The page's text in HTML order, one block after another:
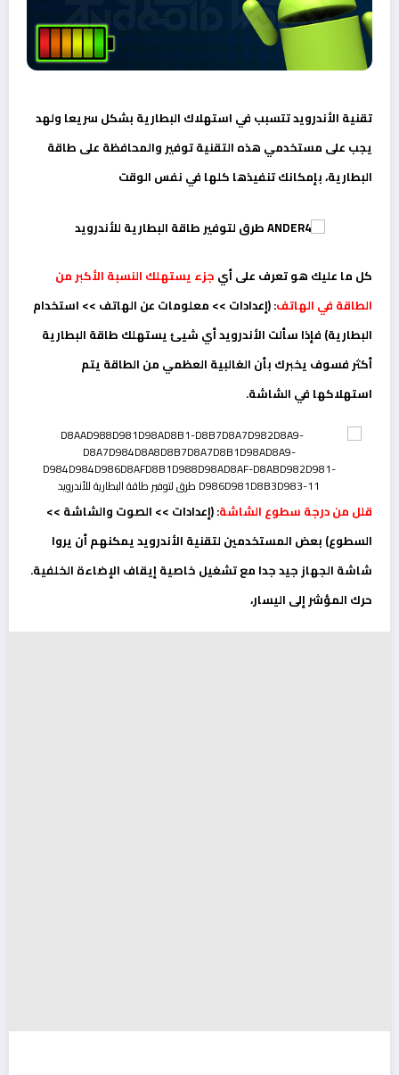
تقنية الأندرويد تتسبب في استهلاك البطارية بشكل سريعا ولهد
يجب على مستخدمي هذه التقنية توفير والمحافظة على طاقة
البطارية، بإمكانك تنفيذها كلها في نفس الوقت
كل ما عليك هو تعرف على أي جزء يستهلك النسبة الأكبر من
الطاقة في الهاتف: (إعدادات >> معلومات عن الهاتف >> استخدام
البطارية) فإذا سألت الأندرويد أي شيئ يستهلك طاقة البطارية
أكثر فسوف يخبرك بأن الغالبية العظمي من الطاقة يتم
استهلاكها في الشاشة.
قلل من درجة سطوع الشاشة: (إعدادات >> الصوت والشاشة >>
السطوع) بعض المستخدمين لتقنية الأندرويد يمكنهم أن يروا
شاشة الجهاز جيد جدا مع تشغيل خاصية إيقاف الإضاءة الخلفية.
حرك المؤشر إلى اليسار،